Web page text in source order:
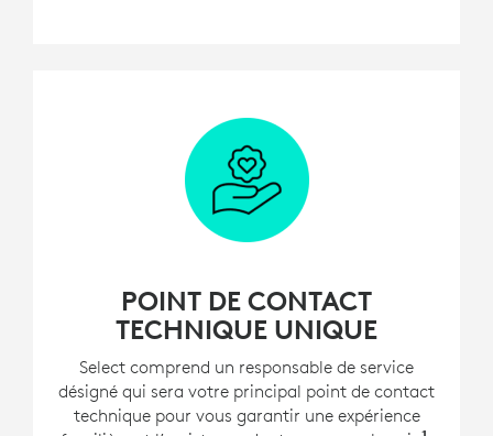
POINT DE CONTACT
TECHNIQUE UNIQUE
Select comprend un responsable de service
désigné qui sera votre principal point de contact
technique pour vous garantir une expérience